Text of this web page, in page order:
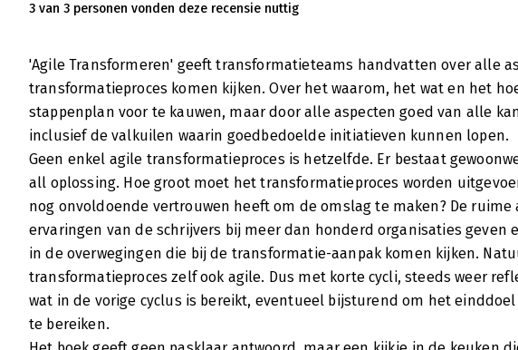
3 van 3 personen vonden deze recensie nuttig
'Agile Transformeren' geeft transformatieteams handvatten over alle
transformatieproces komen kijken. Over het waarom, het wat en het
stappenplan voor te kauwen, maar door alle aspecten goed van alle
inclusief de valkuilen waarin goedbedoelde initiatieven kunnen lopen.
Geen enkel agile transformatieproces is hetzelfde. Er bestaat
all oplossing. Hoe groot moet het transformatieproces worden
nog onvoldoende vertrouwen heeft om de omslag te maken? De
ervaringen van de schrijvers bij meer dan honderd organisaties geven
in de overwegingen die bij de transformatie-aanpak komen kijken.
transformatieproces zelf ook agile. Dus met korte cycli, steeds weer
wat in de vorige cyclus is bereikt, eventueel bijsturend om het
te bereiken.